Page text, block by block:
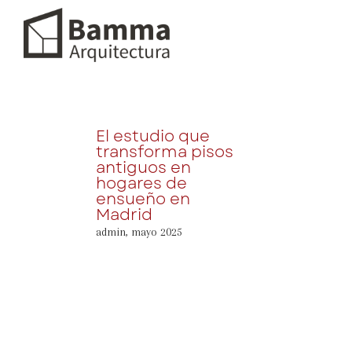
El estudio que
transforma pisos
antiguos en
hogares de
ensueño en
Madrid
admin, mayo 2025